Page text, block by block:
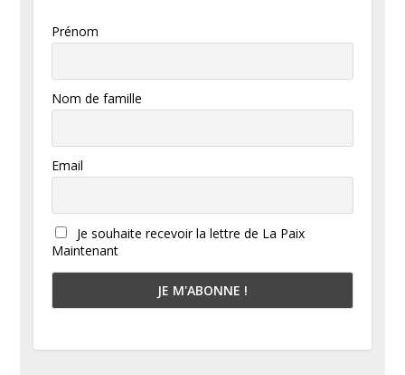
Prénom
Nom de famille
Email
Je souhaite recevoir la lettre de La Paix
Maintenant